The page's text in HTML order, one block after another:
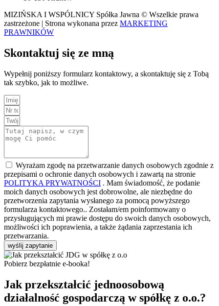
MIZIŃSKA I WSPÓLNICY Spółka Jawna © Wszelkie prawa
zastrzeżone | Strona wykonana przez MARKETING
PRAWNIKÓW
Skontaktuj się ze mną
Wypełnij poniższy formularz kontaktowy, a skontaktuję się z Tobą
tak szybko, jak to możliwe.
Wyrażam zgodę na przetwarzanie danych osobowych zgodnie z
przepisami o ochronie danych osobowych i zawartą na stronie
POLITYKA PRYWATNOŚCI . Mam świadomość, że podanie
moich danych osobowych jest dobrowolne, ale niezbędne do
przetworzenia zapytania wysłanego za pomocą powyższego
formularza kontaktowego.. Zostałam/em poinformowany o
przysługujących mi prawie dostępu do swoich danych osobowych,
możliwości ich poprawienia, a także żądania zaprzestania ich
przetwarzania.
wyślij zapytanie
Pobierz bezpłatnie e-booka!
Jak przekształcić jednoosobową
działalność gospodarczą w spółkę z o.o.?